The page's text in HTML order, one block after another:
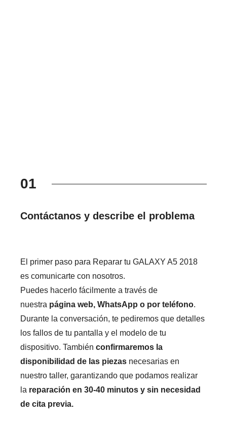
01
Contáctanos y describe el problema
El primer paso para Reparar tu GALAXY A5 2018
es comunicarte con nosotros.
Puedes hacerlo fácilmente a través de
nuestra página web, WhatsApp o por teléfono.
Durante la conversación, te pediremos que detalles
los fallos de tu pantalla y el modelo de tu
dispositivo. Tambiénconfirmaremos la
disponibilidad de las piezas necesarias en
nuestro taller, garantizando que podamos realizar
la reparación en 30-40 minutos y sin necesidad
de cita previa.